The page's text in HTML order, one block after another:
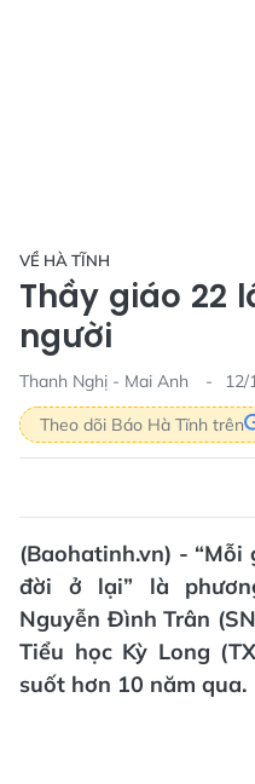
VỀ HÀ TĨNH
Thầy giáo 22
người
Thanh Nghị - Mai Anh
12/
Theo dõi Báo Hà Tĩnh trên
(Baohatinh.vn) -
đời ở lại” là
Nguyễn Đình Trân
Tiểu học Kỳ Long
suốt hơn 10 năm qua.